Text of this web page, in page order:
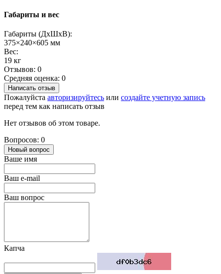
Габариты и вес
Габариты (ДхШхВ):
375×240×605 мм
Вес:
19 кг
Отзывов: 0
Средняя оценка: 0
Написать отзыв
Пожалуйста авторизируйтесь или создайте учетную запись
перед тем как написать отзыв
Нет отзывов об этом товаре.
Вопросов: 0
Новый вопрос
Ваше имя
Ваш e-mail
Ваш вопрос
Капча